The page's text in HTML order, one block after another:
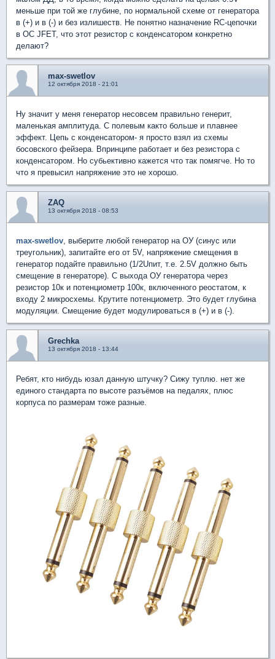
меньше при той же глубине, по нормальной схеме от генератора
в (+) и в (-) и без излишеств. Не понятно назначение RC-цепочки
в ОС JFET, что этот резистор с конденсатором конкретно
делают?
max-swetlov
12 октября 2018 - 21:01
Ну значит у меня генератор несовсем правильно генерит,
маленькая амплитуда. С полевым както больше и плавнее
эффект. Цепь с конденсатором- я просто взял из схемы
босовского фейзера. Впринципе работает и без резистора с
конденсатором. Но субьективно кажется что так помягче. Но то
что я превысил напряжение это не хорошо.
ZAQ
13 октября 2018 - 08:53
max-swetlov , выберите любой генератор на ОУ (синус или
треугольник), запитайте его от 5V, напряжение смещения в
генератор подайте правильно (1/2Uпит, т.е. 2.5V должно быть
смещение в генераторе). С выхода ОУ генератора через
резистор 10к и потенциометр 100к, включенного реостатом, к
входу 2 микросхемы. Крутите потенциометр. Это будет глубина
модуляции. Смещение будет модулироваться в (+) и в (-).
Grechka
13 октября 2018 - 13:44
Ребят, кто нибудь юзал данную штучку? Сижу туплю. нет же
единого стандарта по высоте разъёмов на педалях, плюс
корпуса по размерам тоже разные.